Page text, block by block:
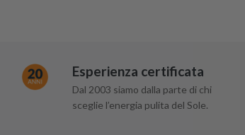
Esperienza certificata
Dal 2003 siamo dalla parte di chi
sceglie l’energia pulita del Sole.